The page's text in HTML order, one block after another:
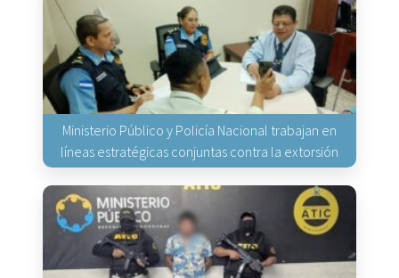
Ministerio Público y Policía Nacional trabajan en
líneas estratégicas conjuntas contra la extorsión